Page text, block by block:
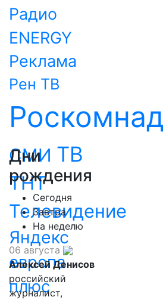
Радио
ENERGY
Реклама
Рен ТВ
СМИ ТВ
ТНТ
Телевидение
Яндекс
европа
плюс
Дни
рождения
Сегодня
Завтра
На неделю
06 августа
Алексей Денисов
российский
журналист,